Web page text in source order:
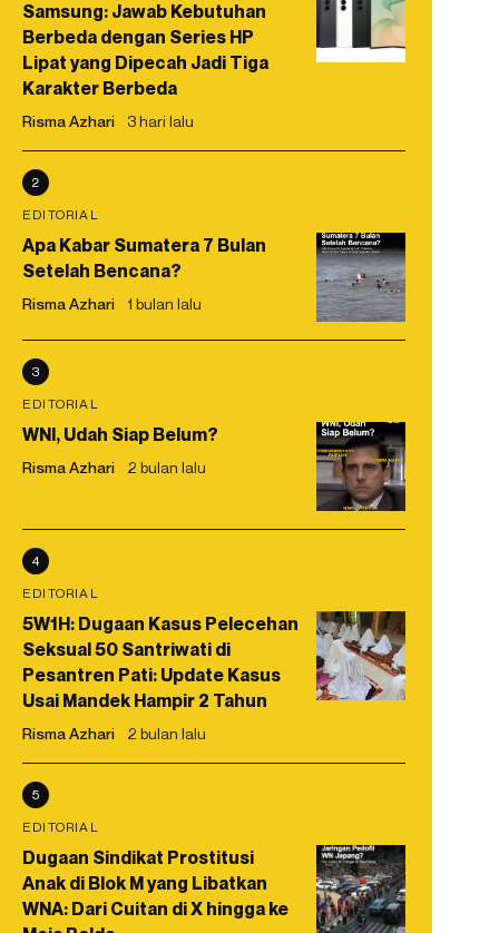
Samsung: Jawab Kebutuhan
Berbeda dengan Series HP
Lipat yang Dipecah Jadi Tiga
Karakter Berbeda
Risma Azhari 3 hari lalu
2
EDITORIAL
Apa Kabar Sumatera 7 Bulan
Setelah Bencana?
Risma Azhari 1 bulan lalu
3
EDITORIAL
WNI, Udah Siap Belum?
Risma Azhari 2 bulan lalu
4
EDITORIAL
5W1H: Dugaan Kasus Pelecehan
Seksual 50 Santriwati di
Pesantren Pati: Update Kasus
Usai Mandek Hampir 2 Tahun
Risma Azhari 2 bulan lalu
5
EDITORIAL
Dugaan Sindikat Prostitusi
Anak di Blok M yang Libatkan
WNA: Dari Cuitan di X hingga ke